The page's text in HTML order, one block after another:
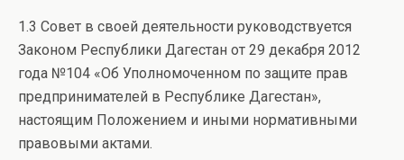
1.3 Совет в своей деятельности руководствуется
Законом Республики Дагестан от 29 декабря 2012
года №104 «Об Уполномоченном по защите прав
предпринимателей в Республике Дагестан»,
настоящим Положением и иными нормативными
правовыми актами.